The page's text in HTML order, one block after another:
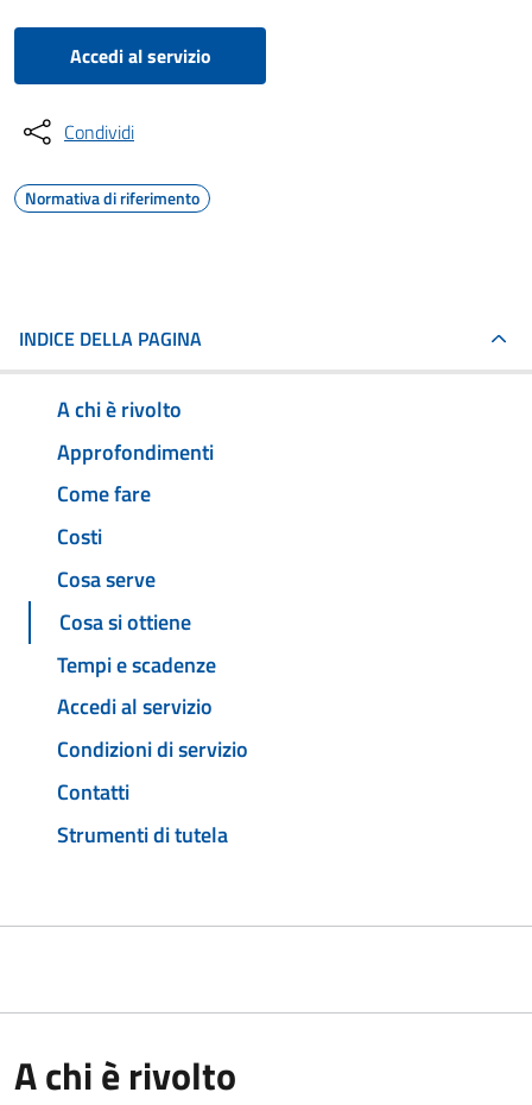
Accedi al servizio
Condividi
Normativa di riferimento
INDICE DELLA PAGINA
A chi è rivolto
Approfondimenti
Come fare
Costi
Cosa serve
Cosa si ottiene
Tempi e scadenze
Accedi al servizio
Condizioni di servizio
Contatti
Strumenti di tutela
A chi è rivolto